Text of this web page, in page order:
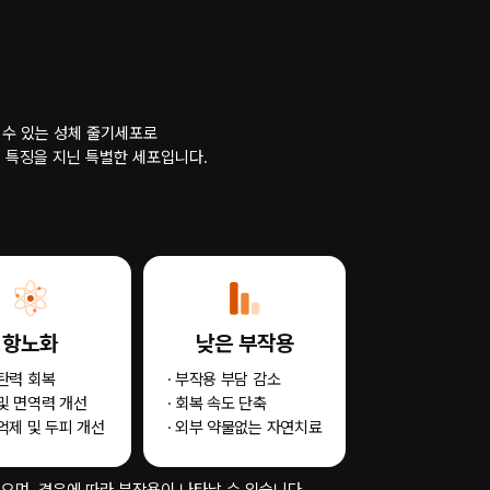
있는 성체 줄기세포로
징을 지닌 특별한 세포입니다.
항노화
력 회복
면역력 개선
제 및 두피 개선
낮은 부작용
· 부작용 부담 감소
· 회복 속도 단축
· 외부 약물없는 자연치료